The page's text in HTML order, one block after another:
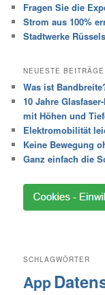
Fragen Sie die
Strom aus 100%
Stadtwerke
NEUESTE BEITRÄGE
Was ist
10 Jahre
mit Höhen und
Elektromobilität
Keine Bewegung
Ganz einfach die
SCHLAGWÖRTER
App